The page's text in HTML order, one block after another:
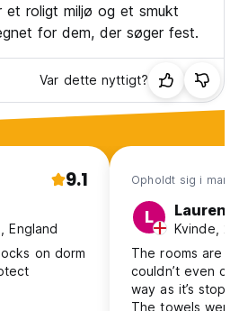
et roligt miljø og et smukt
for dem, der søger fest.
Var dette nyttigt?
9.1
England
on dorm
Opholdt sig i mar.
L Lauren
Kvinde,
The rooms are
couldn’t even
way as it’s
The towels